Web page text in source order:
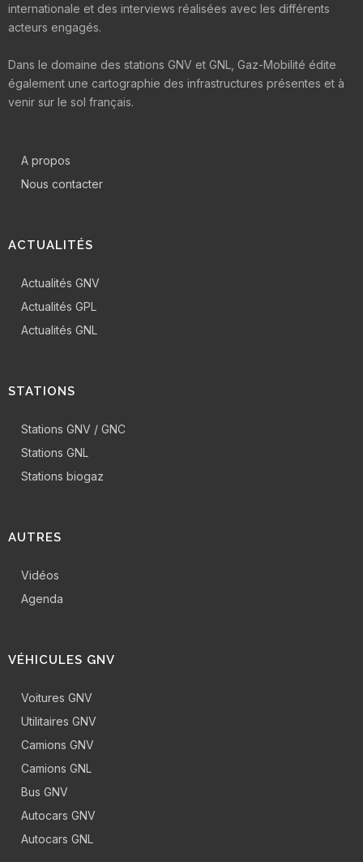
internationale et des interviews réalisées avec les différents
acteurs engagés.
Dans le domaine des stations GNV et GNL, Gaz-Mobilité édite
également une cartographie des infrastructures présentes et à
venir sur le sol français.
A propos
Nous contacter
ACTUALITÉS
Actualités GNV
Actualités GPL
Actualités GNL
STATIONS
Stations GNV / GNC
Stations GNL
Stations biogaz
AUTRES
Vidéos
Agenda
VÉHICULES GNV
Voitures GNV
Utilitaires GNV
Camions GNV
Camions GNL
Bus GNV
Autocars GNV
Autocars GNL